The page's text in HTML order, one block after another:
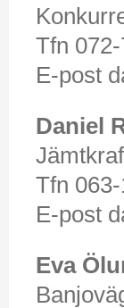
Tfn
E-post
Daniel
Tfn
E-post
Eva